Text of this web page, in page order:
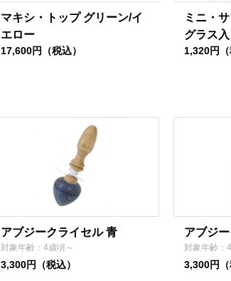
マキシ・トップ グリーン/イ
エロー
17,600円（税込）
ミニ・
グラス入
1,320円（
アブジークライセル 青
対象年齢：4歳頃～
3,300円（税込）
アブジ
対象年齢：
3,300円（